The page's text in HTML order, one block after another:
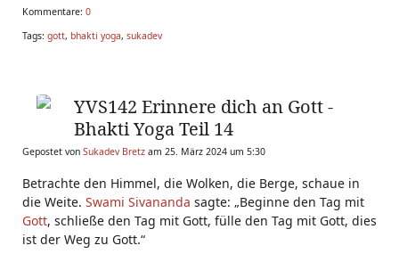
Kommentare: 0
Tags: gott, bhakti yoga, sukadev
YVS142 Erinnere dich an Gott -
Bhakti Yoga Teil 14
Gepostet von Sukadev Bretz am 25. März 2024 um 5:30
Betrachte den Himmel, die Wolken, die Berge, schaue in
die Weite. Swami Sivananda sagte: „Beginne den Tag mit
Gott, schließe den Tag mit Gott, fülle den Tag mit Gott, dies
ist der Weg zu Gott.“